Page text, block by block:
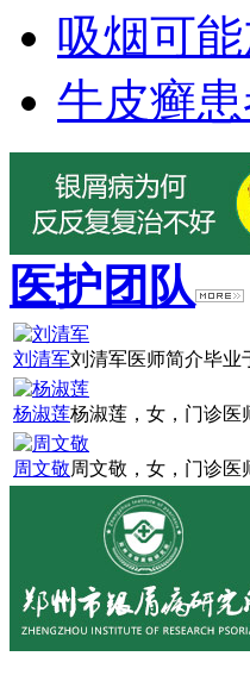
吸烟可
牛皮癣
医护团队
刘清军刘清军医师简介毕业
杨淑莲杨淑莲，女，门诊医
周文敬周文敬，女，门诊